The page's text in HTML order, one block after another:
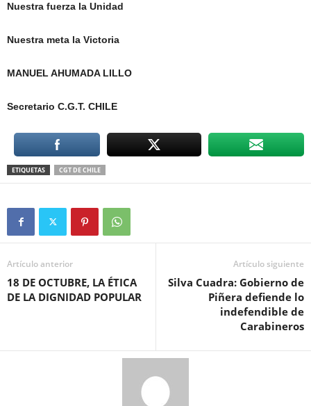
Nuestra fuerza la Unidad
Nuestra meta la Victoria
MANUEL AHUMADA LILLO
Secretario C.G.T. CHILE
ETIQUETAS CGT DE CHILE
Artículo anterior
18 DE OCTUBRE, LA ÉTICA
DE LA DIGNIDAD POPULAR
Artículo siguiente
Silva Cuadra: Gobierno de
Piñera defiende lo
indefendible de
Carabineros